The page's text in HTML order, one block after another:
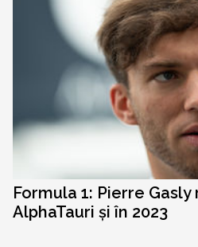
Formula 1: Pierre Gasly
AlphaTauri și în 2023